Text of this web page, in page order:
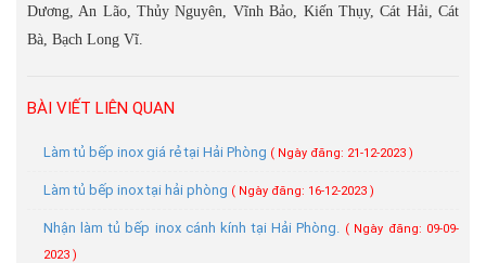
Dương, An Lão, Thủy Nguyên, Vĩnh Bảo, Kiến Thụy, Cát Hải, Cát
Bà, Bạch Long Vĩ.
BÀI VIẾT LIÊN QUAN
Làm tủ bếp inox giá rẻ tại Hải Phòng ( Ngày đăng: 21-12-2023 )
Làm tủ bếp inox tại hải phòng ( Ngày đăng: 16-12-2023 )
Nhận làm tủ bếp inox cánh kính tại Hải Phòng. ( Ngày đăng: 09-09-
2023 )